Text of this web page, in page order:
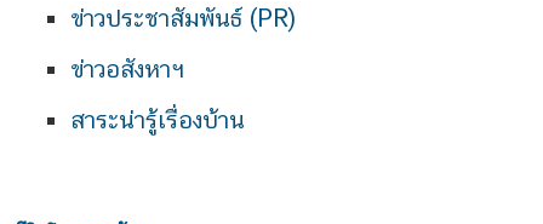
ข่าวประชาสัมพันธ์ (PR)
ข่าวอสังหาฯ
สาระน่ารู้เรื่องบ้าน